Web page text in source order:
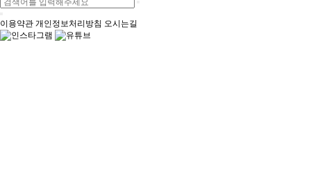
이용약관 개인정보처리방침 오시는길